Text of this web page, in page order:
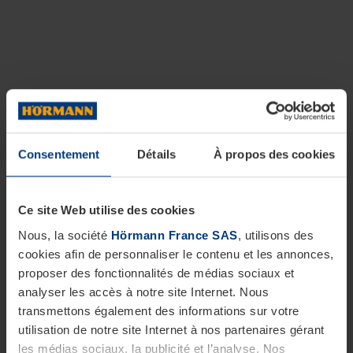
Consentement Détails À propos des cookies
Ce site Web utilise des cookies
Nous, la société Hörmann France SAS, utilisons des
cookies afin de personnaliser le contenu et les annonces,
proposer des fonctionnalités de médias sociaux et
analyser les accès à notre site Internet. Nous
transmettons également des informations sur votre
utilisation de notre site Internet à nos partenaires gérant
les médias sociaux, la publicité et l’analyse. Nos